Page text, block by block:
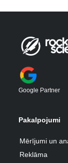
Google Partner
Pakalpojumi
Mērījumi un
Reklāma